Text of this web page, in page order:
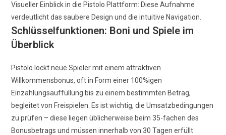
Visueller Einblick in die Pistolo Plattform: Diese Aufnahme
verdeutlicht das saubere Design und die intuitive Navigation.
Schlüsselfunktionen: Boni und Spiele im
Überblick
Pistolo lockt neue Spieler mit einem attraktiven
Willkommensbonus, oft in Form einer 100%igen
Einzahlungsauffüllung bis zu einem bestimmten Betrag,
begleitet von Freispielen. Es ist wichtig, die Umsatzbedingungen
zu prüfen – diese liegen üblicherweise beim 35-fachen des
Bonusbetrags und müssen innerhalb von 30 Tagen erfüllt